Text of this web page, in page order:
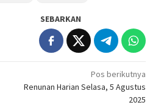
SEBARKAN
Pos berikutnya
Renunan Harian Selasa, 5 Agustus
2025